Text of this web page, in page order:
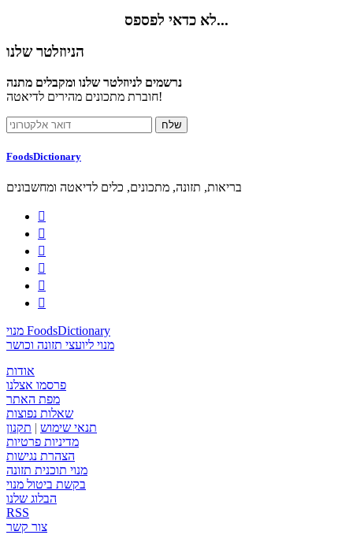
לא כדאי לפספס...
הניוזלטר שלנו
נרשמים לניוזלטר שלנו ומקבלים מתנה
חוברת מתכונים מהירים לדיאטה!
FoodsDictionary
בריאות, תזונה, מתכונים, כלים לדיאטה ומחשבונים






מנוי FoodsDictionary
מנוי ליועצי תזונה וכושר
אודות
פרסמו אצלנו
מפת האתר
שאלות נפוצות
תנאי שימוש | תקנון
מדיניות פרטיות
הצהרת נגישות
מנוי תוכנית תזונה
בקשת ביטול מנוי
הבלוג שלנו
RSS
צור קשר